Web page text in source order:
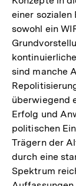
einer
sowohl ein
sind manche
überwiegend
Erfolg und
politischen
Trägern der
durch eine
Spektrum